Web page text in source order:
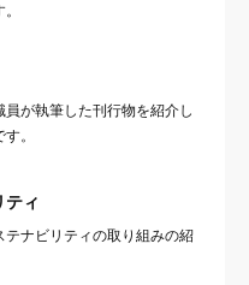
員が執筆した刊行物を紹介し
。
ティ
テナビリティの取り組みの紹